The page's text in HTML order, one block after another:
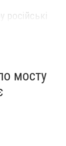
російські
серпня
мосту